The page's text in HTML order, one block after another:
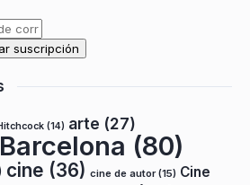
(14) arte (27)
Barcelona (80)
cine (36) cine de autor(15) Cine